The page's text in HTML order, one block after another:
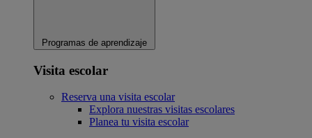
Programas de aprendizaje
Visita escolar
Reserva una visita escolar
Explora nuestras visitas escolares
Planea tu visita escolar